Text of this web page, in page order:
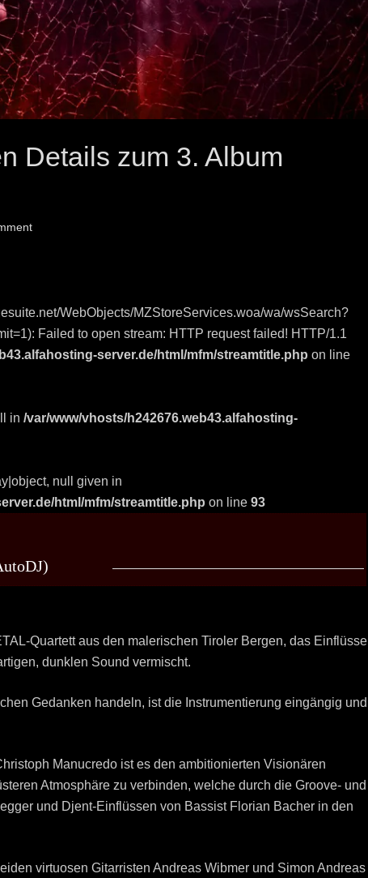
Details zum 3. Album
WebObjects/MZStoreServices.woa/wa/wsSearch?
Failed to open stream: HTTP request failed! HTTP/1.1
server.de/html/mfm/streamtitle.php on line
in/var/www/vhosts/h242676.web43.alfahosting-
null given in
html/mfm/streamtitle.php on line93
Quartett aus den malerischen Tiroler Bergen, das Einflüsse
dunklen Sound vermischt.
Gedanken handeln, ist die Instrumentierung eingängig und
Manucredo ist es den ambitionierten Visionären
Atmosphäre zu verbinden, welche durch die Groove- und
und Djent-Einflüssen von Bassist Florian Bacher in den
virtuosen Gitarristen Andreas Wibmer und Simon Andreas